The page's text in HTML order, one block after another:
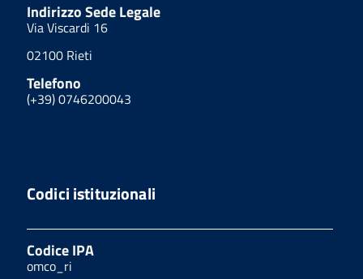
Indirizzo Sede Legale
Via Viscardi 16
02100 Rieti
Telefono
(+39) 0746200043
Codici istituzionali
Codice IPA
omco_ri